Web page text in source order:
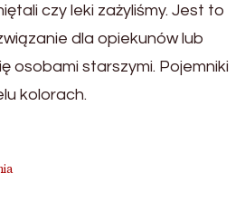
czy leki zażyliśmy. Jest to
dla opiekunów lub
osobami starszymi. Pojemniki
kolorach.